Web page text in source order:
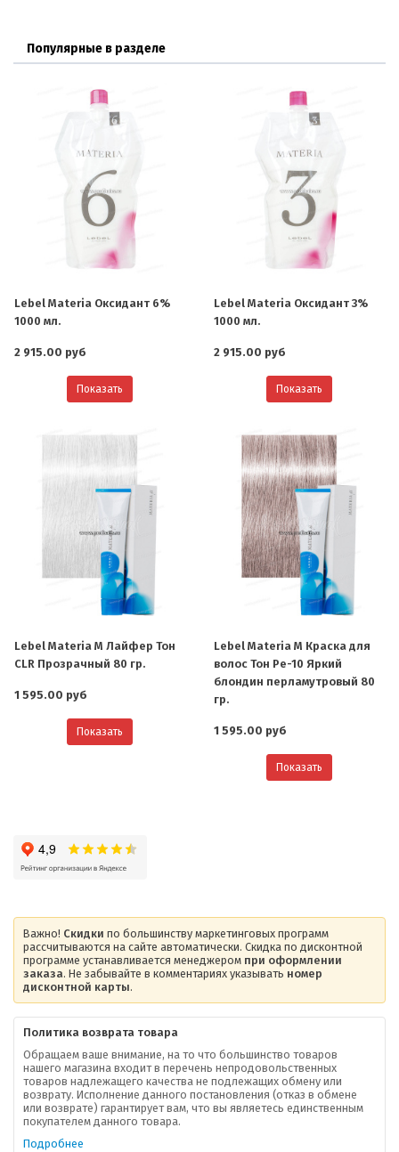
Популярные в разделе
Lebel Materia Оксидант 6%
1000 мл.
2 915.00 руб
Показать
Lebel Materia Оксидант 3%
1000 мл.
2 915.00 руб
Показать
Lebel Materia M Лайфер Тон
CLR Прозрачный 80 гр.
1 595.00 руб
Показать
Lebel Materia M Краска для
волос Тон Pe-10 Яркий
блондин перламутровый 80
гр.
1 595.00 руб
Показать
Важно! Скидки по большинству маркетинговых программ
рассчитываются на сайте автоматически. Скидка по дисконтной
программе устанавливается менеджером при оформлении
заказа. Не забывайте в комментариях указывать номер
дисконтной карты.
Политика возврата товара
Обращаем ваше внимание, на то что большинство товаров
нашего магазина входит в перечень непродовольственных
товаров надлежащего качества не подлежащих обмену или
возврату. Исполнение данного постановления (отказ в обмене
или возврате) гарантирует вам, что вы являетесь единственным
покупателем данного товара.
Подробнее
О компании
Ваша скидка